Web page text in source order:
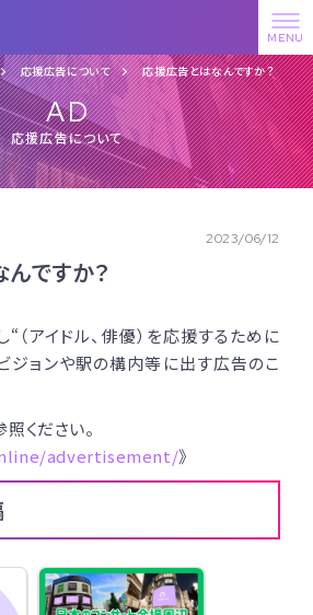
応援広告について 応援広告とはなんですか？
AD
応援広告について
2023/06/12
ですか？
（アイドル、俳優）を応援するために
ジョンや駅の構内等に出す広告のこ
ください。
advertisement/》